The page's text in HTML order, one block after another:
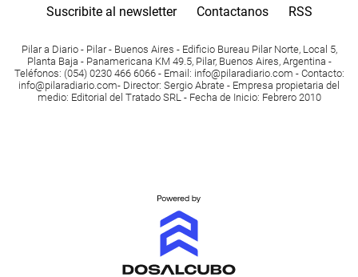
Suscribite al newsletter Contactanos RSS
Pilar a Diario - Pilar - Buenos Aires - Edificio Bureau Pilar Norte, Local 5,
Planta Baja - Panamericana KM 49.5, Pilar, Buenos Aires, Argentina -
Teléfonos: (054) 0230 466 6066 - Email : info@pilaradiario.com - Contacto:
info@pilaradiario.com- Director: Sergio Abrate - Empresa propietaria del
medio: Editorial del Tratado SRL - Fecha de Inicio: Febrero 2010